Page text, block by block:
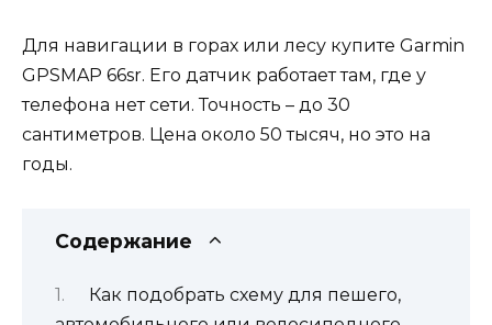
Для навигации в горах или лесу купите Garmin
GPSMAP 66sr. Его датчик работает там, где у
телефона нет сети. Точность – до 30
сантиметров. Цена около 50 тысяч, но это на
годы.
Содержание
Как подобрать схему для пешего,